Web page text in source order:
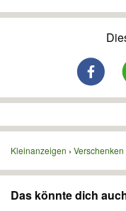
Kleinanzeigen Verschenken
Das könnte dich